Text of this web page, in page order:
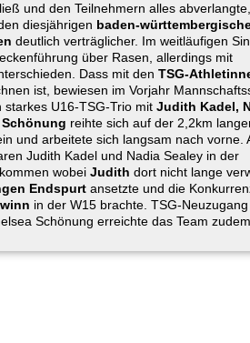
und den Teilnehmern alles
diesjährigen baden-
deutlich verträglicher. Im weitläufigen
über Rasen, allerdings mit
Dass mit den TSG-
ist, bewiesen im Vorjahr
starkes U16-TSG-Trio mit Judith Kadel,
reihte sich auf der 2,2km
und arbeitete sich langsam nach vorne.
Judith Kadel und Nadia Sealey in der
wobei Judith dort nicht lange
Endspurtansetzte und die
in der W15 brachte. TSG-Neuzugang
Schönung erreichte das Team